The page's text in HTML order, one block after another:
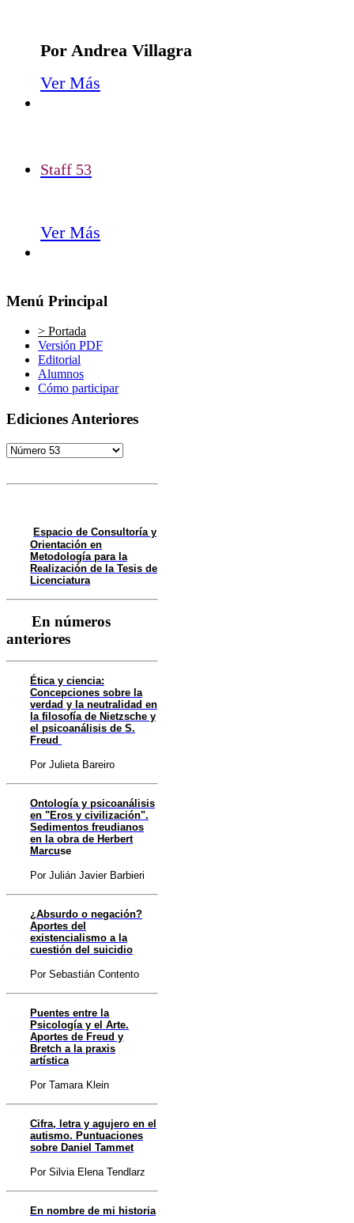
Por Andrea Villagra
Ver Más
Staff 53
Ver Más
Menú Principal
> Portada
Versión PDF
Editorial
Alumnos
Cómo participar
Ediciones Anteriores
Espacio de Consultoría y
Orientación en
Metodología para la
Realización de la Tesis de
Licenciatura
En números
anteriores
Ética y ciencia:
Concepciones sobre la
verdad y la neutralidad en
la filosofía de Nietzsche y
el psicoanálisis de S.
Freud
Por Julieta Bareiro
Ontología y psicoanálisis
en "Eros y civilización".
Sedimentos freudianos
en la obra de Herbert
Marcuse
Por Julián Javier Barbieri
¿Absurdo o negación?
Aportes del
existencialismo a la
cuestión del suicidio
Por Sebastián Contento
Puentes entre la
Psicología y el Arte.
Aportes de Freud y
Bretch a la praxis
artística
Por Tamara Klein
Cifra, letra y agujero en el
autismo. Puntuaciones
sobre Daniel Tammet
Por Silvia Elena Tendlarz
En nombre de mi historia